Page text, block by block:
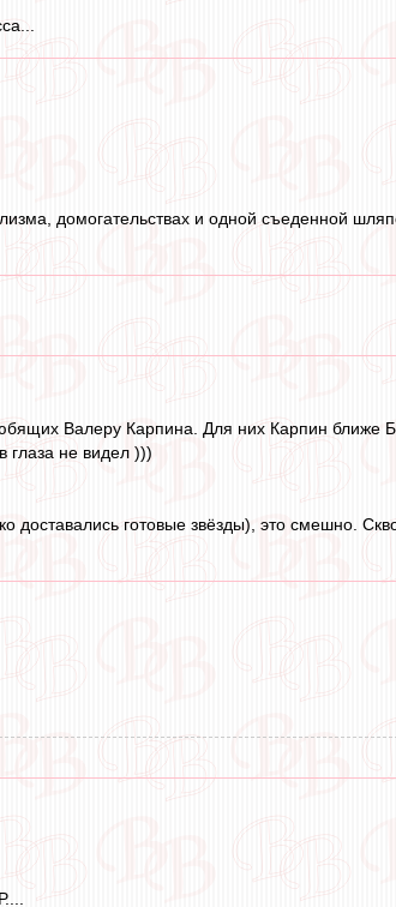
домогательствах и одной съеденной
Валеру Карпина. Для них Карпин ближе
не видел )))
готовые звёзды), это смешно.